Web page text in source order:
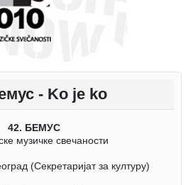
- Ko je ko
42. БЕМУС
музичке свечаности
(Секретаријат за културу)